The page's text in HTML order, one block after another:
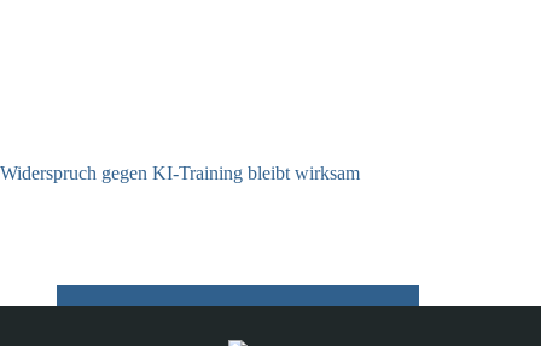
Widerspruch gegen KI-Training bleibt wirksam